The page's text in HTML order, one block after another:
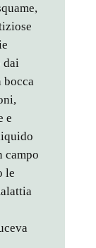
bocca
e
campo
le